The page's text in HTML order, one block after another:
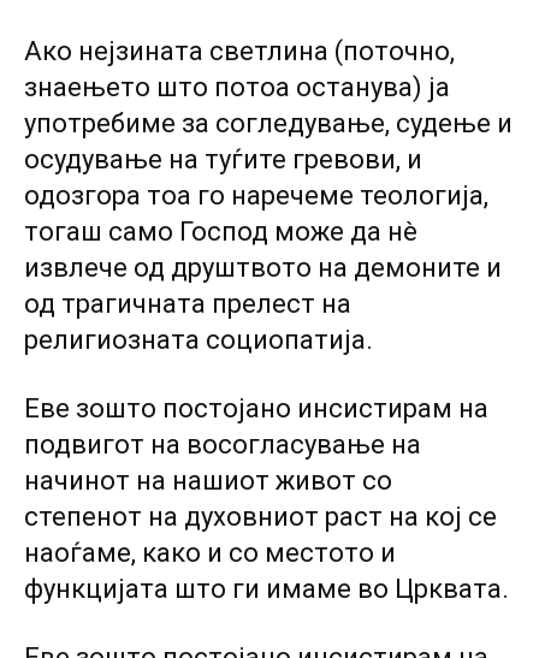
Ако нејзината светлина (поточно,
знаењето што потоа останува) ја
употребиме за согледување, судење и
осудување на туѓите гревови, и
одозгора тоа го наречеме теологија,
тогаш само Господ може да нè
извлече од друштвото на демоните и
од трагичната прелест на
религиозната социопатија.
Еве зошто постојано инсистирам на
подвигот на восогласување на
начинот на нашиот живот со
степенот на духовниот раст на кој се
наоѓаме, како и со местото и
функцијата што ги имаме во Црквата.